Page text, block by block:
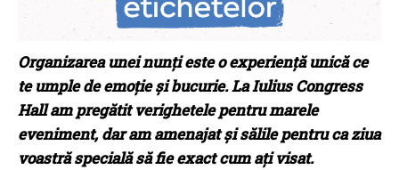
Organizarea unei nunți este o experiență unică ce
te umple de emoție și bucurie. La Iulius Congress
Hall am pregătit verighetele pentru marele
eveniment, dar am amenajat și sălile pentru ca ziua
voastră specială să fie exact cum ați visat.